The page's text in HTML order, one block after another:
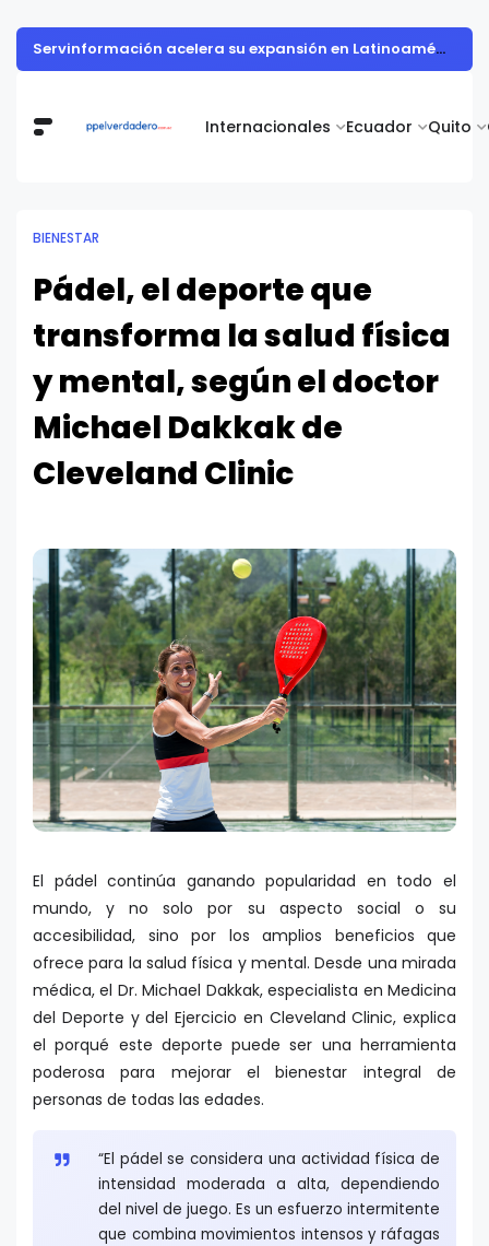
Internacionales Ecuador Quito
Servinformación acelera su expansión en Latinoamérica con un crecimiento del 36% en el 1S 2026
BIENESTAR
Pádel, el deporte que
transforma la salud física
y mental, según el doctor
Michael Dakkak de
Cleveland Clinic
El pádel continúa ganando popularidad en todo el
mundo, y no solo por su aspecto social o su
accesibilidad, sino por los amplios beneficios que
ofrece para la salud física y mental. Desde una mirada
médica, el Dr. Michael Dakkak, especialista en Medicina
del Deporte y del Ejercicio en Cleveland Clinic, explica
el porqué este deporte puede ser una herramienta
poderosa para mejorar el bienestar integral de
personas de todas las edades.
“El pádel se considera una actividad física de
intensidad moderada a alta, dependiendo
del nivel de juego. Es un esfuerzo intermitente
que combina movimientos intensos y ráfagas